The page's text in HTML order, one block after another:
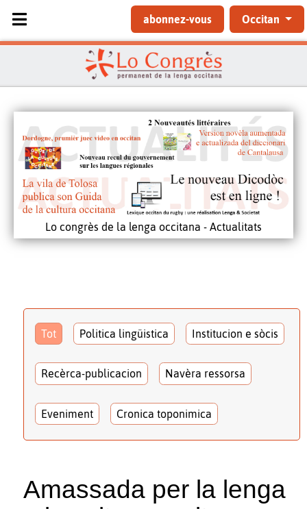
Sélectionnez votre langue
abonnez-vous Occitan
Lo congrès de la lenga occitana - Actualitats
Tot Politica lingüistica Institucion e sòcis
Recèrca-publicacion Navèra ressorsa
Eveniment Cronica toponimica
Amassada per la lenga